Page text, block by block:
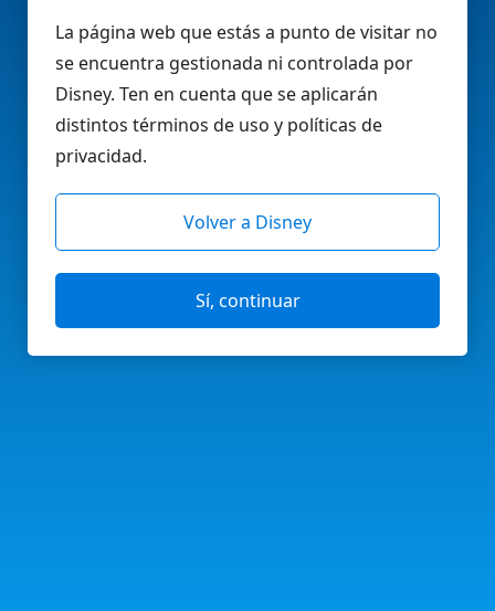
La página web que estás a punto de visitar no
se encuentra gestionada ni controlada por
Disney. Ten en cuenta que se aplicarán
distintos términos de uso y políticas de
privacidad.
Volver a Disney
Sí, continuar